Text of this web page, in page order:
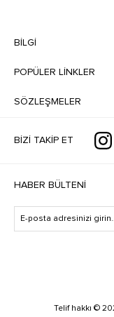
BILGI
POPÜLER LİNKLER
SÖZLEŞMELER
BIZI TAKIP ET
HABER BÜLTENI
Telif hakkı ©